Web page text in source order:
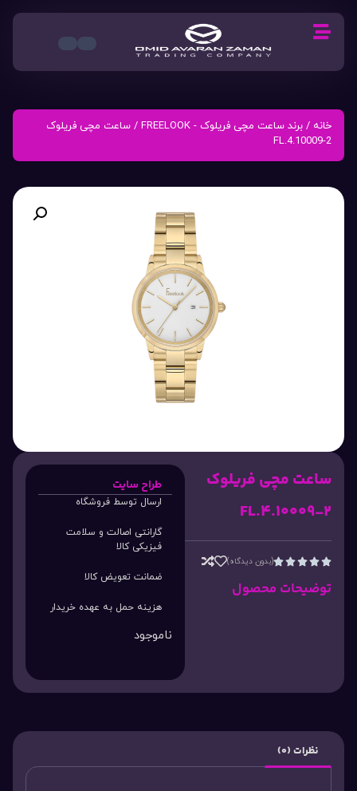
خانه / برند ساعت مچی فریلوک - FREELOOK
/ ساعت مچی فریلوک
FL.4.10009-2
ساعت مچی فریلوک
FL.4.10009-2




(بدون دیدگاه)
توضیحات محصول
طراح سایت
ارسال توسط فروشگاه
گارانتی اصالت و سلامت
فیزیکی کالا
ضمانت تعویض کالا
هزینه حمل به عهده خریدار
ناموجود
نظرات (0)